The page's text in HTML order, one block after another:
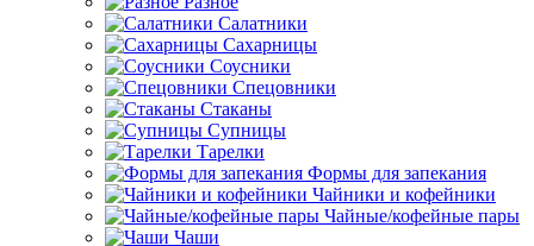
Салатники
Сахарницы
Соусники
Спецовники
Стаканы
Супницы
Тарелки
Формы для запекания
Чайники и кофейники
Чайные/кофейные пары
Чаши